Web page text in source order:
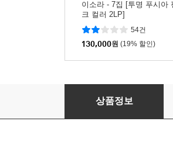
이소라 - 7집 [투명 푸시아
크 컬러 2LP]
54건
130,000원 (19% 할인)
쿠엔틴 타란티노 영화
상품정보